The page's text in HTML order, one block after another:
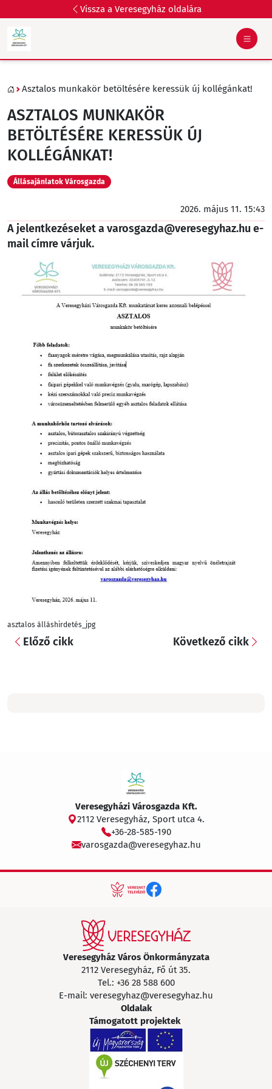
Vissza a Veresegyház oldalára
Asztalos munkakör betöltésére keressük új kollégánkat!
ASZTALOS MUNKAKÖR
BETÖLTÉSÉRE KERESSÜK ÚJ
KOLLÉGÁNKAT!
Állásajánlatok Városgazda
2026. május 11. 15:43
A jelentkezéseket a varosgazda@veresegyhaz.hu e-
mail címre várjuk.
asztalos álláshirdetés_jpg
Előző cikk Következő cikk
Veresegyházi Városgazda Kft.
2112 Veresegyház, Sport utca 4.
+36-28-585-190
varosgazda@veresegyhaz.hu
Veresegyház Város Önkormányzata
2112 Veresegyház, Fő út 35.
Tel.: +36 28 588 600
E-mail: veresegyhaz@veresegyhaz.hu
Oldalak
Támogatott projektek